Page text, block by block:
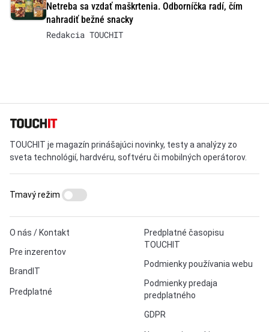
Netreba sa vzdať maškrtenia. Odborníčka radí, čím
nahradiť bežné snacky
Redakcia TOUCHIT
TOUCHIT je magazín prinášajúci novinky, testy a analýzy zo
sveta technológií, hardvéru, softvéru či mobilných operátorov.
O nás / Kontakt
Pre inzerentov
BrandIT
Predplatné
Predplatné časopisu
TOUCHIT
Podmienky používania webu
Podmienky predaja
predplatného
GDPR
Tmavý režim